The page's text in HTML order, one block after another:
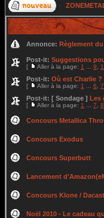
Annonce: Règlement
Post-it: Suggestions
[ Aller à la page: 1 9
Post-it: Où est Charlie
[ Aller à la page: 1 6 7
Post-it: [ Sondage ] Les
[ Aller à la page: 1 7 8
Concours Metallica
Concours Exodus
Concours Superbutt
Lancement
Concours Klone / Dacast
Noël 2010 - Le cadeau